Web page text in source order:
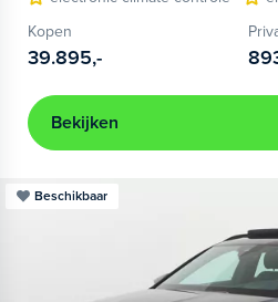
Kopen
39.895,-
Bekijken
Beschikbaar